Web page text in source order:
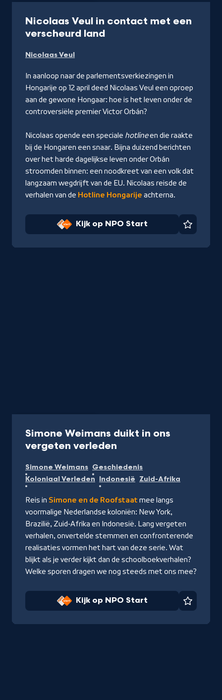
Nicolaas Veul in contact met een
verscheurd land-
NPO
Start
Nicolaas Veul
In aanloop naar de parlementsverkiezingen in
Hongarije op 12 april deed Nicolaas Veul een oproep
aan de gewone Hongaar: hoe is het leven onder de
controversiële premier Victor Orbán?
Nicolaas opende een speciale hotlineen die raakte
bij de Hongaren een snaar. Bijna duizend berichten
over het harde dagelijkse leven onder Orbán
stroomden binnen: een noodkreet van een volk dat
langzaam wegdrijft van de EU. Nicolaas reisde de
verhalen van de Hotline Hongarije achterna.
Kijk op NPO Start
Simone Weimans duikt in ons
vergeten verleden
op
NPO
Start
Simone Weimans Geschiedenis
Koloniaal Verleden Indonesië Zuid-Afrika
Reis in Simone en de Roofstaat mee langs
voormalige Nederlandse koloniën: New York,
Brazilië, Zuid‑Afrika en Indonesië. Lang vergeten
verhalen, onvertelde stemmen en confronterende
realisaties vormen het hart van deze serie. Wat
blijkt als je verder kijkt dan de schoolboekverhalen?
Welke sporen dragen we nog steeds met ons mee?
Kijk op NPO Start